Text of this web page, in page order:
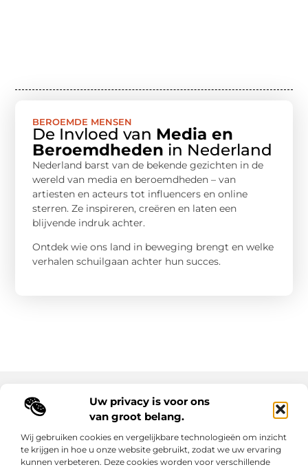
Uw privacy is voor ons
van groot belang.
Wij gebruiken cookies en vergelijkbare technologieën om inzicht
te krijgen in hoe u onze website gebruikt, zodat we uw ervaring
kunnen verbeteren. Deze cookies worden voor verschillende
BEROEMDE MENSEN
De Invloed van Media en
Beroemdheden in Nederland
Nederland barst van de bekende gezichten in de
wereld van media en beroemdheden – van
artiesten en acteurs tot influencers en online
sterren. Ze inspireren, creëren en laten een
blijvende indruk achter.
Ontdek wie ons land in beweging brengt en welke
verhalen schuilgaan achter hun succes.
Main Links